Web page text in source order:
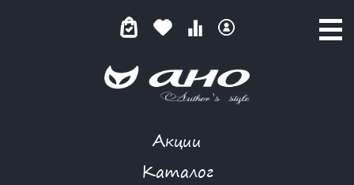
Акции
Каталог
ЧЕРНО-БЕЛАЯ ГРАФИКА